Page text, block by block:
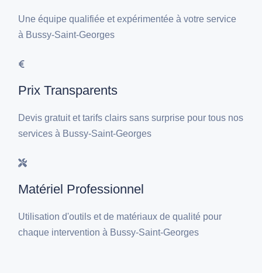
Une équipe qualifiée et expérimentée à votre service
à Bussy-Saint-Georges
Prix Transparents
Devis gratuit et tarifs clairs sans surprise pour tous nos
services à Bussy-Saint-Georges
Matériel Professionnel
Utilisation d'outils et de matériaux de qualité pour
chaque intervention à Bussy-Saint-Georges